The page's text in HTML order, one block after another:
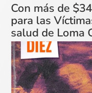
Con más de
para las
salud de Loma